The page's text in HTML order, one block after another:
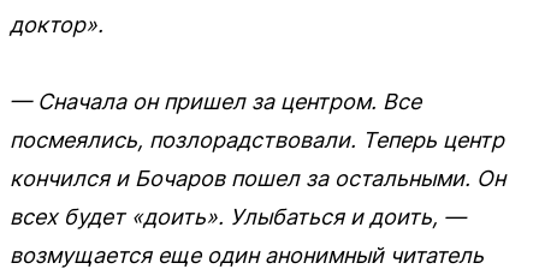
доктор».
— Сначала он пришел за центром. Все
посмеялись, позлорадствовали. Теперь центр
кончился и Бочаров пошел за остальными. Он
всех будет «доить». Улыбаться и доить, —
возмущается еще один анонимный читатель